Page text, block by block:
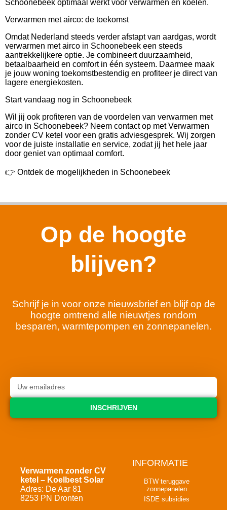
Schoonebeek optimaal werkt voor verwarmen én koelen.
Verwarmen met airco: de toekomst
Omdat Nederland steeds verder afstapt van aardgas, wordt
verwarmen met airco in Schoonebeek een steeds
aantrekkelijkere optie. Je combineert duurzaamheid,
betaalbaarheid en comfort in één systeem. Daarmee maak
je jouw woning toekomstbestendig en profiteer je direct van
lagere energiekosten.
Start vandaag nog in Schoonebeek
Wil jij ook profiteren van de voordelen van verwarmen met
airco in Schoonebeek? Neem contact op met Verwarmen
zonder CV ketel voor een gratis adviesgesprek. Wij zorgen
voor de juiste installatie en service, zodat jij het hele jaar
door geniet van optimaal comfort.
👉 Ontdek de mogelijkheden in Schoonebeek
Op de hoogte
blijven?
Schrijf je in voor onze nieuwsbrief en blijf op de
hoogte omtrend alle nieuwtjes rondom
besparen, warmtepompen en zonnepanelen.
INSCHRIJVEN
Verwarmen zonder CV
ketel – Koelbest Solar
Adres: De Aar 81
8253 PN Dronten
INFORMATIE
BTW teruggave
zonnepanelen
ISDE subsidies